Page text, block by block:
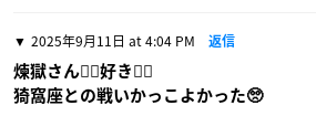
2025年9月11日 at 4:04 PM 返信
煉獄さん❤️‍🔥好き❤️‍🔥
猗窩座との戦いかっこよかった🥺